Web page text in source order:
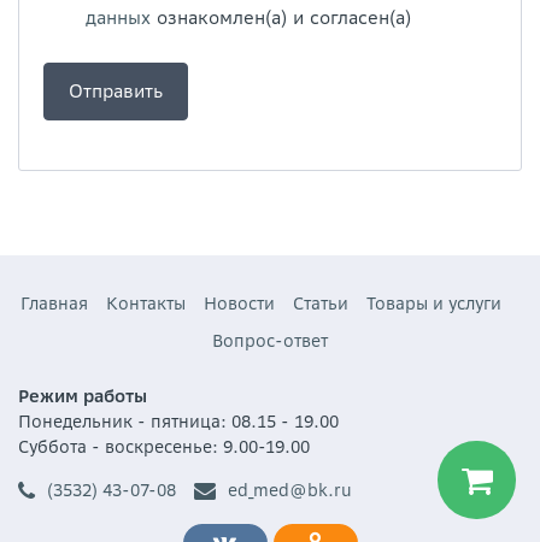
данных ознакомлен(а) и согласен(а)
Главная Контакты Новости Статьи
Товары и услуги
Вопрос-ответ
Режим работы
Понедельник - пятница: 08.15 - 19.00
Суббота - воскресенье: 9.00-19.00
(3532) 43-07-08
ed_med@bk.ru